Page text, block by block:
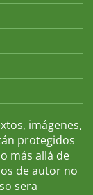
imágenes,
protegidos
más allá de
de autor no
sera